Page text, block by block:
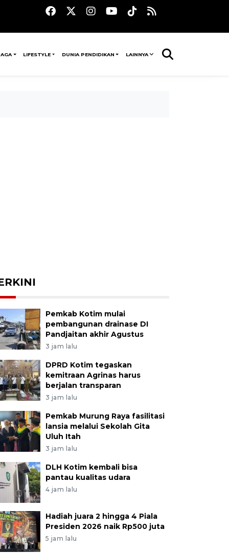
LIFESTYLE DUNIA PENDIDIKAN LAINNYA
Pemkab Kotim mulai
pembangunan drainase DI
Pandjaitan akhir Agustus
3 jam lalu
DPRD Kotim tegaskan
kemitraan Agrinas harus
berjalan transparan
3 jam lalu
Pemkab Murung Raya fasilitasi
lansia melalui Sekolah Gita
Uluh Itah
3 jam lalu
DLH Kotim kembali bisa
pantau kualitas udara
4 jam lalu
Hadiah juara 2 hingga 4 Piala
Presiden 2026 naik Rp500 juta
5 jam lalu